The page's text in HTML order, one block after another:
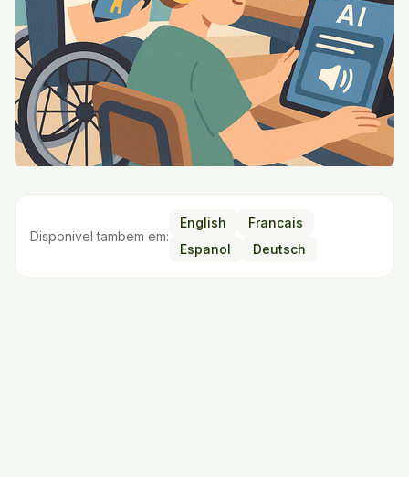
Disponivel tambem em:
English
Francais
Espanol
Deutsch